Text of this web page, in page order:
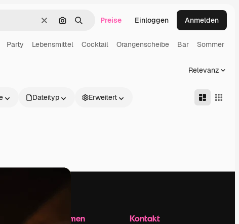
LöschenNach Bild suchen
SuchenPreise Einloggen Anmelden
Party Lebensmittel Cocktail Orangenscheibe Bar Sommer
Relevanz
Dateityp Erweitert
Unternehmen
Kontakt